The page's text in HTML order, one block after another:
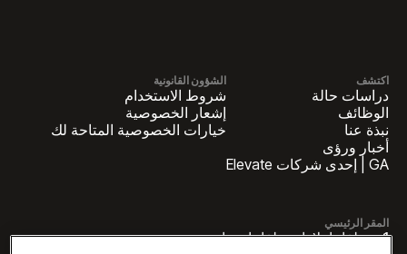
اكتشف
دراسات حالة
الوظائف
نبذة عنا
أخبار ورؤى
GA | إحدى شركات Elevate
الشؤون القانونية
شروط الاستخدام
إشعار الخصوصية
خيارات الخصوصية المتاحة لك
المقر الرئيسي
1 بنسلفانيا بلازا بنسلفانيا، جناح